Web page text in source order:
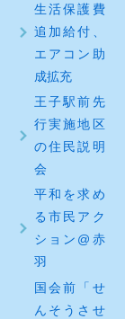
生活保護費
追加給付、
エアコン助
成拡充
王子駅前先
行実施地区
の住民説明
会
平和を求め
る市民アク
ション@赤
羽
国会前「せ
んそうさせ